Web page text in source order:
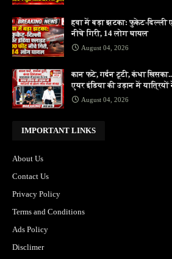
हवा में बड़ा झटका: फुकेट-दिल्ली
नीचे गिरी, 14 लोग घायल
August 04, 2026
कान फटे, गर्दन टूटी, कंधा
एयर इंडिया की उड़ान में
August 04, 2026
IMPORTANT LINKS
About Us
Contact Us
Privacy Policy
Terms and Conditions
Ads Policy
Disclimer